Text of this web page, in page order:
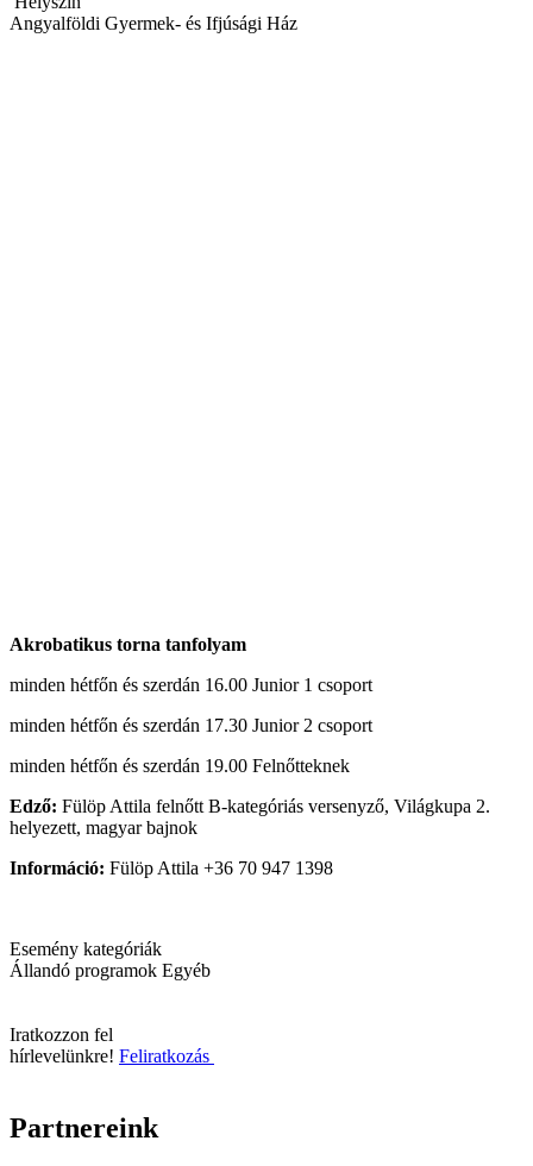
Angyalföldi Gyermek- és Ifjúsági Ház
Akrobatikus torna tanfolyam
minden hétfőn és szerdán 16.00 Junior 1 csoport
minden hétfőn és szerdán 17.30 Junior 2 csoport
minden hétfőn és szerdán 19.00 Felnőtteknek
Edző: Fülöp Attila felnőtt B-kategóriás versenyző, Világkupa 2.
helyezett, magyar bajnok
Információ: Fülöp Attila +36 70 947 1398
Esemény kategóriák
Állandó programok Egyéb
Iratkozzon fel
hírlevelünkre! Feliratkozás
Partnereink